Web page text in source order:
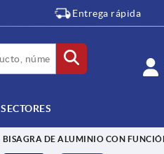
Entrega rápida
SECTORES
BISAGRA DE ALUMINIO CON